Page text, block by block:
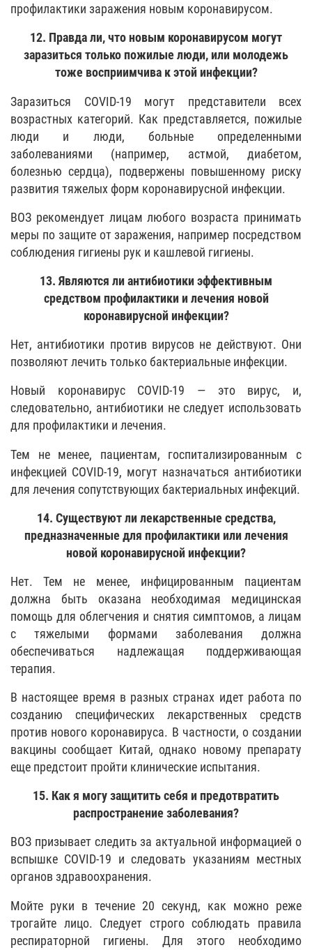
профилактики заражения новым коронавирусом.
12. Правда ли, что новым коронавирусом могут
заразиться только пожилые люди, или молодежь
тоже восприимчива к этой инфекции?
Заразиться COVID-19 могут представители всех
возрастных категорий. Как представляется, пожилые
люди и люди, больные определенными
заболеваниями (например, астмой, диабетом,
болезнью сердца), подвержены повышенному риску
развития тяжелых форм коронавирусной инфекции.
ВОЗ рекомендует лицам любого возраста принимать
меры по защите от заражения, например посредством
соблюдения гигиены рук и кашлевой гигиены.
13. Являются ли антибиотики эффективным
средством профилактики и лечения новой
коронавирусной инфекции?
Нет, антибиотики против вирусов не действуют. Они
позволяют лечить только бактериальные инфекции.
Новый коронавирус COVID-19 — это вирус, и,
следовательно, антибиотики не следует использовать
для профилактики и лечения.
Тем не менее, пациентам, госпитализированным с
инфекцией COVID-19, могут назначаться антибиотики
для лечения сопутствующих бактериальных инфекций.
14. Существуют ли лекарственные средства,
предназначенные для профилактики или лечения
новой коронавирусной инфекции?
Нет. Тем не менее, инфицированным пациентам
должна быть оказана необходимая медицинская
помощь для облегчения и снятия симптомов, а лицам
с тяжелыми формами заболевания должна
обеспечиваться надлежащая поддерживающая
терапия.
В настоящее время в разных странах идет работа по
созданию специфических лекарственных средств
против нового коронавируса. В частности, о создании
вакцины сообщает Китай, однако новому препарату
еще предстоит пройти клинические испытания.
15. Как я могу защитить себя и предотвратить
распространение заболевания?
ВОЗ призывает следить за актуальной информацией о
вспышке COVID-19 и следовать указаниям местных
органов здравоохранения.
Мойте руки в течение 20 секунд, как можно реже
трогайте лицо. Следует строго соблюдать правила
респираторной гигиены. Для этого необходимо